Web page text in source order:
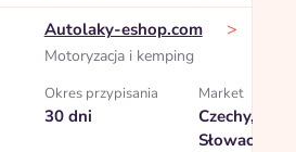
Autolaky-eshop.com
Motoryzacja i kemping
>
Okres przypisania
30 dni
Market
Czechy,
Słowacja,